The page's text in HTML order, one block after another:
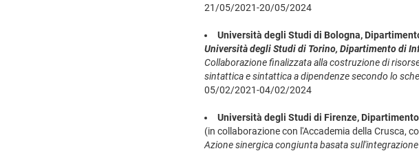
21/05/2021-20/05/2024
Università degli Studi di Bologna,
Università degli Studi di Torino, Dipartimento di
Collaborazione finalizzata alla costruzione di
sintattica e sintattica a dipendenze secondo lo
05/02/2021-04/02/2024
Università degli Studi di Firenze,
(in collaborazione con l'Accademia della Crusca,
Azione sinergica congiunta basata